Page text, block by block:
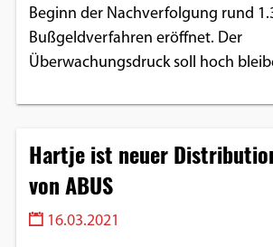
Beginn der Nachverfolgung rund
Bußgeldverfahren eröffnet. Der
Überwachungsdruck soll hoch
Hartje ist neuer
von ABUS
16.03.2021